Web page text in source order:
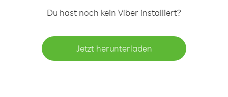
Du hast noch kein Viber installiert?
Jetzt herunterladen